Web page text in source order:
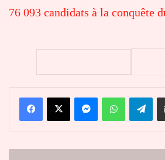
76 093 candidats à la conquête
FacebookX MessengerWhatsApp